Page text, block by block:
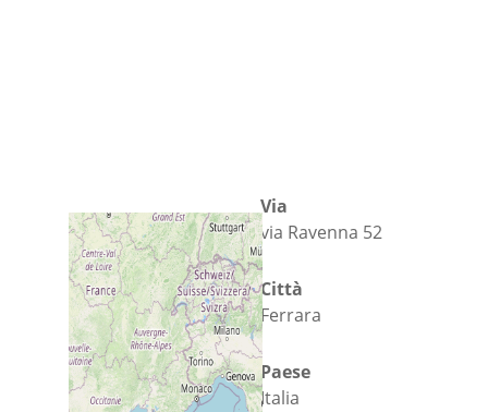
Via
via Ravenna 52
Città
Ferrara
Paese
Italia